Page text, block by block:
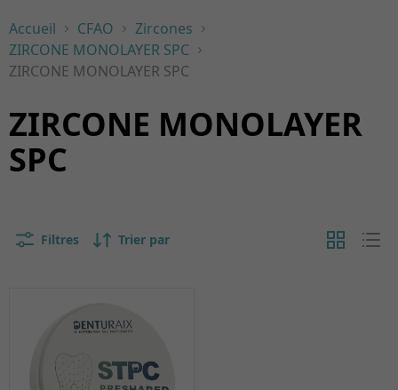
Accueil CFAO
Zircones
ZIRCONE MONOLAYER SPC
ZIRCONE MONOLAYER SPC
ZIRCONE MONOLAYER
SPC
Filtres Trier par